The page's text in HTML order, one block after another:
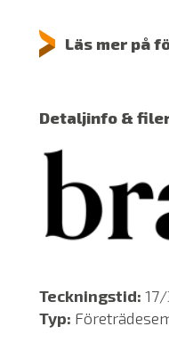
Läs mer på
Detaljinfo &
Teckningstid:
Typ: